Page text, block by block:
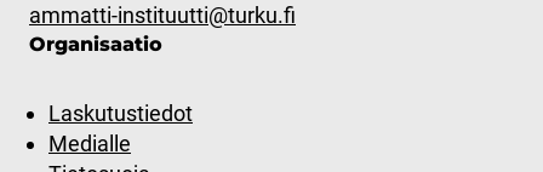
ammatti-instituutti@turku.fi
Organisaatio
Laskutustiedot
Medialle